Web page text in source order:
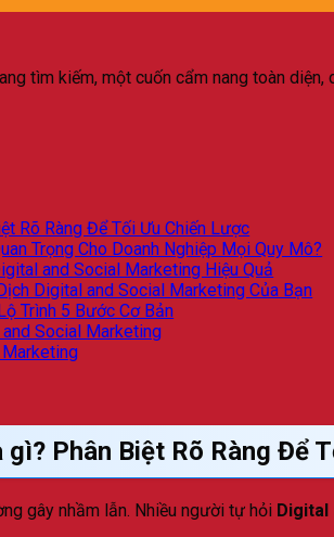
tìm kiếm, một cuốn cẩm nang toàn
Rõ Ràng Để Tối Ưu Chiến Lược
Trọng Cho Doanh Nghiệp Mọi Quy Mô?
and Social Marketing Hiệu Quả
Digital and Social Marketing Của Bạn
Trình 5 Bước Cơ Bản
Social Marketing
Phân Biệt Rõ Ràng Để
gây nhầm lẫn. Nhiều người tự hỏi Digital